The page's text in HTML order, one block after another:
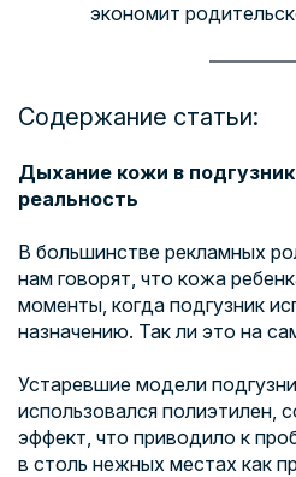
экономит
Содержание статьи:
Дыхание кожи в
реальность
В большинстве рекламных
нам говорят, что кожа
моменты, когда подгузник
назначению. Так ли это на
Устаревшие модели
использовался полиэтилен,
эффект, что приводило к
в столь нежных местах как